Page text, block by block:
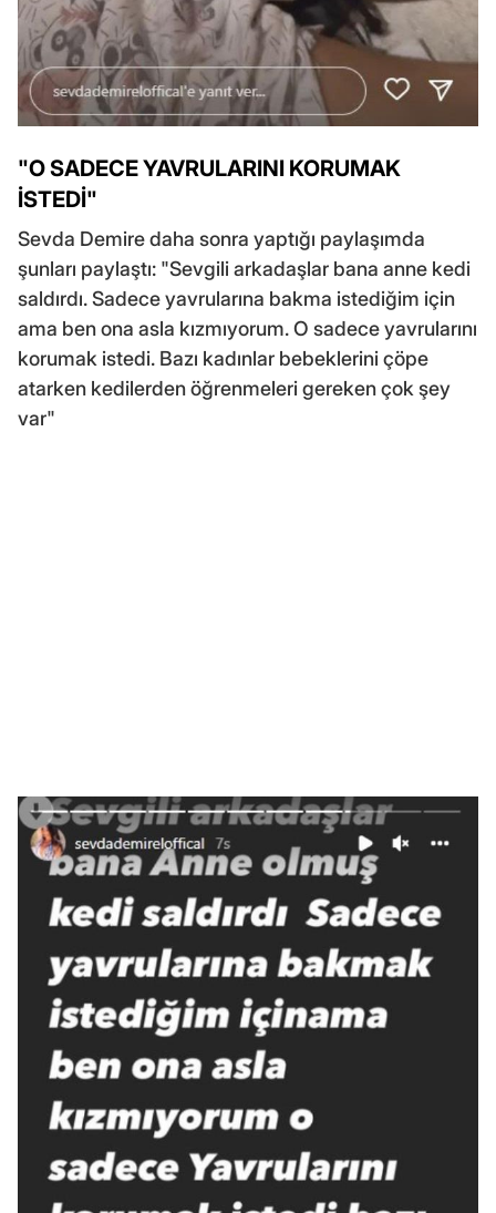
"O SADECE YAVRULARINI KORUMAK
İSTEDİ"
Sevda Demire daha sonra yaptığı paylaşımda
şunları paylaştı: "Sevgili arkadaşlar bana anne kedi
saldırdı. Sadece yavrularına bakma istediğim için
ama ben ona asla kızmıyorum. O sadece yavrularını
korumak istedi. Bazı kadınlar bebeklerini çöpe
atarken kedilerden öğrenmeleri gereken çok şey
var"